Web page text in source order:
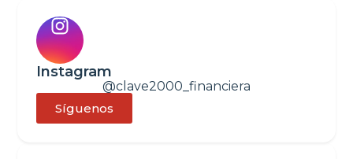
Instagram
@clave2000_financiera
Síguenos